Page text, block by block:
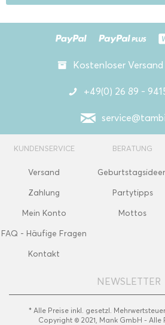
Kostenloser Versand
+49(0) 26 89 -
KUNDENSERVICE
Versand
Zahlung
Mein Konto
FAQ - Häufige Fragen
Kontakt
BERATUNG
Partytipps
Mottos
NEWSLETTER
* Alle Preise inkl. gesetzl.
Copyright © 2021, Mank GmbH - Alle